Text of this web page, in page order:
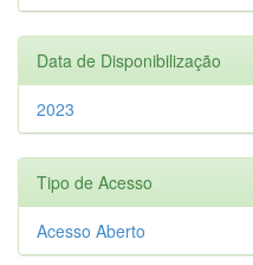
Data de Disponibilização
2023
Tipo de Acesso
Acesso Aberto